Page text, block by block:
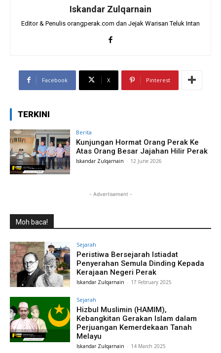
Iskandar Zulqarnain
Editor & Penulis orangperak.com dan Jejak Warisan Teluk Intan
Facebook X Pinterest
TERKINI
Berita
Kunjungan Hormat Orang Perak Ke
Atas Orang Besar Jajahan Hilir Perak
Iskandar Zulqarnain - 12 June 2026
- Advertisement -
Moh baca!
Sejarah
Peristiwa Bersejarah Istiadat
Penyerahan Semula Dinding Kepada
Kerajaan Negeri Perak
Iskandar Zulqarnain - 17 February 2025
Sejarah
Hizbul Muslimin (HAMIM),
Kebangkitan Gerakan Islam dalam
Perjuangan Kemerdekaan Tanah
Melayu
Iskandar Zulqarnain - 14 March 2025